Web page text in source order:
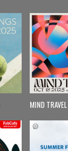
MIND TRAVEL